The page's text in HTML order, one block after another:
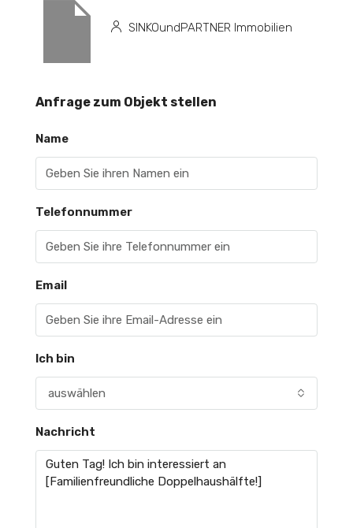
SINKOundPARTNER Immobilien
Anfrage zum Objekt stellen
Name
Telefonnummer
Email
Ich bin
auswählen
Nachricht